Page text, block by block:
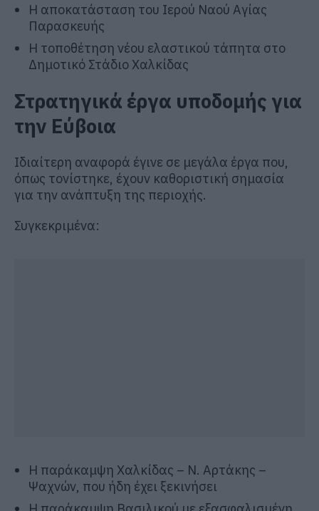
Η αποκατάσταση του Ιερού Ναού Αγίας
Παρασκευής
Η τοποθέτηση νέου ελαστικού τάπητα στο
Δημοτικό Στάδιο Χαλκίδας
Στρατηγικά έργα υποδομής για
την Εύβοια
Ιδιαίτερη αναφορά έγινε σε μεγάλα έργα που,
όπως τονίστηκε, έχουν καθοριστική σημασία
για την ανάπτυξη της περιοχής.
Συγκεκριμένα:
Η παράκαμψη Χαλκίδας – Ν. Αρτάκης –
Ψαχνών, που ήδη έχει ξεκινήσει